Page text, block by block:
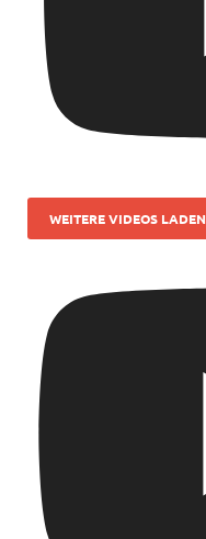
WEITERE VIDEOS LADEN